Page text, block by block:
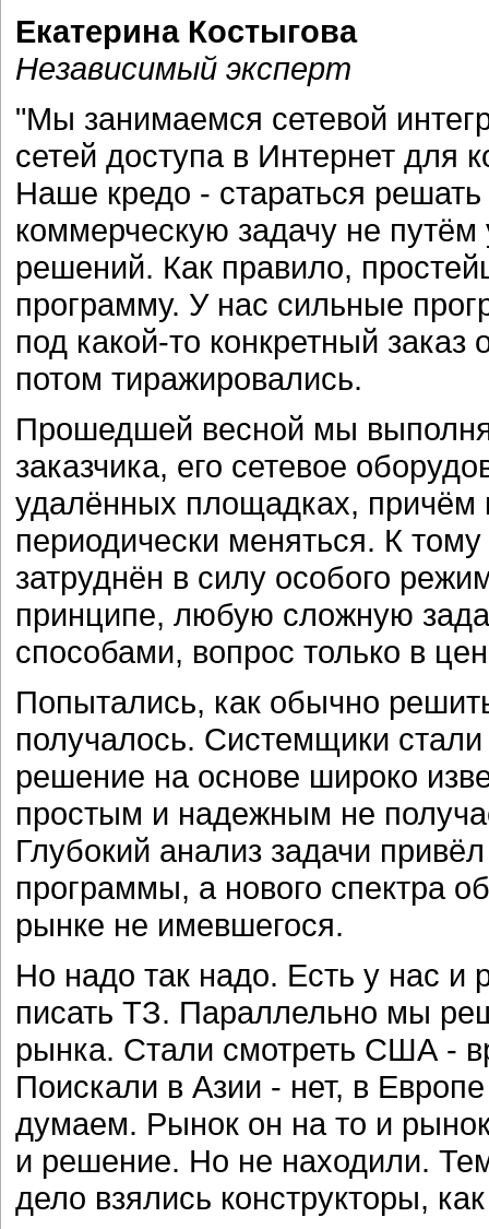
Екатерина Костыгова
Независимый эксперт
"Мы занимаемся сетевой
сетей доступа в Интернет для
Наше кредо - стараться
коммерческую задачу не
решений. Как правило,
программу. У нас сильные
под какой-то конкретный
потом тиражировались.
Прошедшей весной мы
заказчика, его сетевое
удалённых площадках,
периодически меняться. К
затруднён в силу особого
принципе, любую сложную
способами, вопрос только в
Попытались, как обычно
получалось. Системщики
решение на основе широко
простым и надежным не
Глубокий анализ задачи
программы, а нового спектра
рынке не имевшегося.
Но надо так надо. Есть у нас и
писать ТЗ. Параллельно мы
рынка. Стали смотреть США -
Поискали в Азии - нет, в
думаем. Рынок он на то и
и решение. Но не находили.
дело взялись конструкторы,